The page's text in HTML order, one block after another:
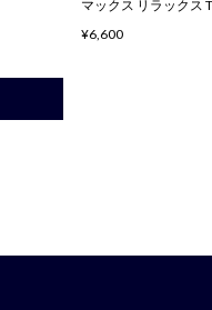
マックス リラックス
¥6,600